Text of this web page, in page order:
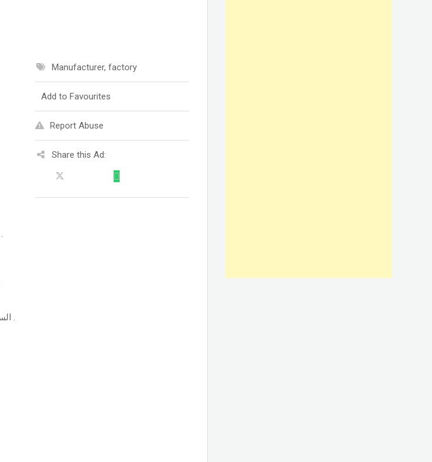
الكشك ناعم من الخارج والداخلي مدهون جليكوت طبيعي تشطيب عالي الجودة .
السقف داخلي معلق واخر خارجي هرمي شكل ارميد لمنع تراكم المياه علي السطح .
Manufacturer, factory
Add to Favourites
Report Abuse
Share this Ad: